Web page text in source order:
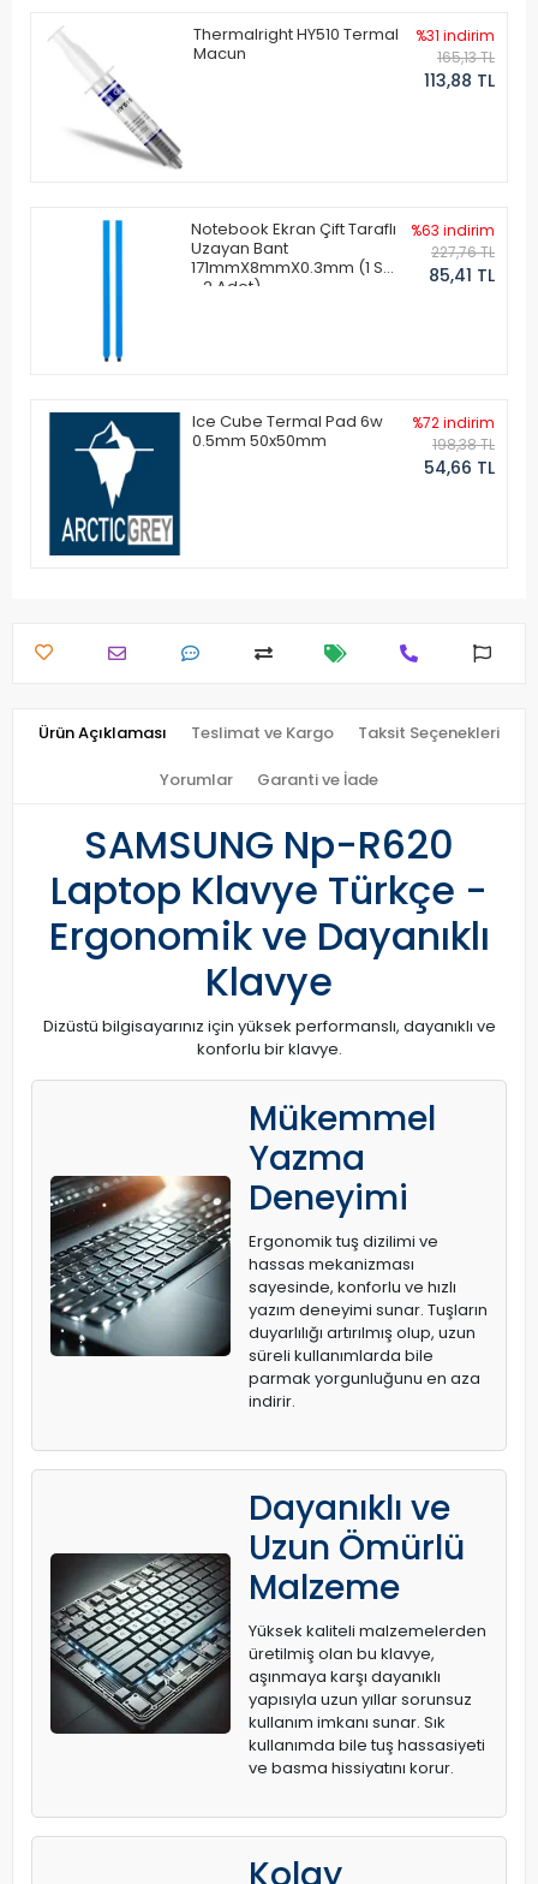
Thermalright HY510 Termal
Macun
%31 indirim
165,13 TL
113,88 TL
Notebook Ekran Çift Taraflı
Uzayan Bant
171mmX8mmX0.3mm (1 Set
- 2 Adet)
%63 indirim
227,76 TL
85,41 TL
Ice Cube Termal Pad 6w
0.5mm 50x50mm
%72 indirim
198,38 TL
54,66 TL
Ürün Açıklaması Teslimat ve Kargo Taksit Seçenekleri
Yorumlar Garanti ve İade
SAMSUNG Np-R620
Laptop Klavye Türkçe -
Ergonomik ve Dayanıklı
Klavye
Dizüstü bilgisayarınız için yüksek performanslı, dayanıklı ve
konforlu bir klavye.
Mükemmel
Yazma
Deneyimi
Ergonomik tuş dizilimi ve
hassas mekanizması
sayesinde, konforlu ve hızlı
yazım deneyimi sunar. Tuşların
duyarlılığı artırılmış olup, uzun
süreli kullanımlarda bile
parmak yorgunluğunu en aza
indirir.
Dayanıklı ve
Uzun Ömürlü
Malzeme
Yüksek kaliteli malzemelerden
üretilmiş olan bu klavye,
aşınmaya karşı dayanıklı
yapısıyla uzun yıllar sorunsuz
kullanım imkanı sunar. Sık
kullanımda bile tuş hassasiyeti
ve basma hissiyatını korur.